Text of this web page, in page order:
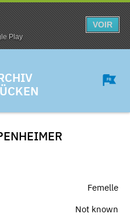
Play
VOIR
Femelle
Not known